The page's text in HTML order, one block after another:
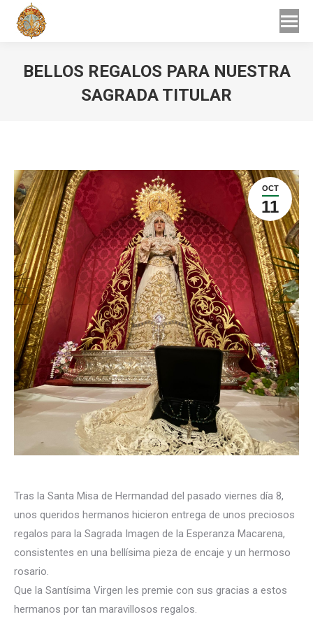
BELLOS REGALOS PARA NUESTRA
SAGRADA TITULAR
OCT
11
Tras la Santa Misa de Hermandad del pasado viernes día 8,
unos queridos hermanos hicieron entrega de unos preciosos
regalos para la Sagrada Imagen de la Esperanza Macarena,
consistentes en una bellísima pieza de encaje y un hermoso
rosario.
Que la Santísima Virgen les premie con sus gracias a estos
hermanos por tan maravillosos regalos.